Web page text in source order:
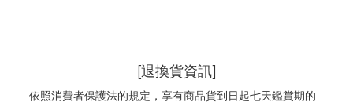
[退換貨資訊]
依照消費者保護法的規定，享有商品貨到日起七天鑑賞期的